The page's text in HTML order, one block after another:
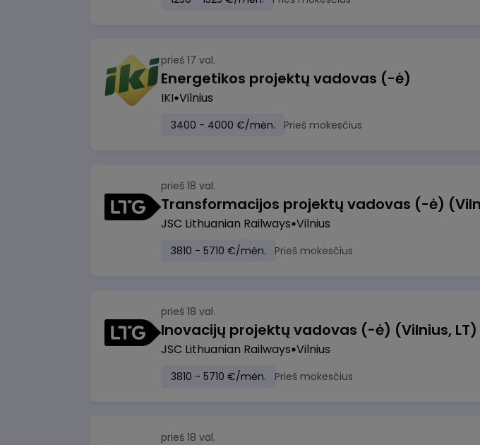
prieš 17 val.
Energetikos projektų vadovas (-ė)
IKI Vilnius
3400 - 4000 €/mėn. Prieš mokesčius
prieš 18 val.
JSC Lithuanian Railways Vilnius
3810 - 5710 €/mėn. Prieš mokesčius
prieš 18 val.
Inovacijų projektų vadovas (-ė) (Vilnius, LT)
JSC Lithuanian Railways Vilnius
3810 - 5710 €/mėn. Prieš mokesčius
prieš 18 val.